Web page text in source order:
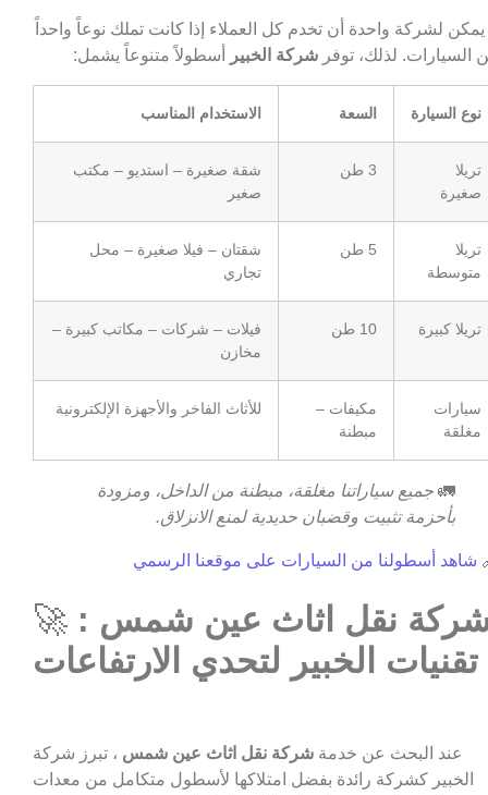
يمكن لشركة واحدة أن تخدم كل العملاء إذا كانت تملك نوعاً واحداً
السيارات. لذلك، توفر شركة الخبير أسطولاً متنوعاً يشمل:
نوع السيارة السعة الاستخدام المناسب
تريلا
صغيرة
3 طن
شقة صغيرة – استديو – مكتب
صغير
تريلا
متوسطة
5 طن
شقتان – فيلا صغيرة – محل
تجاري
تريلا كبيرة 10 طن
فيلات – شركات – مكاتب كبيرة –
مخازن
سيارات
مغلقة
مكيفات –
مبطنة
للأثاث الفاخر والأجهزة الإلكترونية
🚛 جميع سياراتنا مغلقة، مبطنة من الداخل، ومزودة
بأحزمة تثبيت وقضبان حديدية لمنع الانزلاق.
شاهد أسطولنا من السيارات على موقعنا الرسمي
🚀 نقل اثاث عين شمس :
تقنيات الخبير لتحدي الارتفاعات
عند البحث عن خدمة شركة نقل اثاث عين شمس ، تبرز شركة
الخبير كشركة رائدة بفضل امتلاكها لأسطول متكامل من معدات